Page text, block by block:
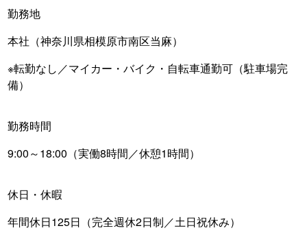
勤務地
本社（神奈川県相模原市南区当麻）
※転勤なし／マイカー・バイク・自転車通勤可（駐車場完
備）
勤務時間
9:00～18:00（実働8時間／休憩1時間）
休日・休暇
年間休日125日（完全週休2日制／土日祝休み）